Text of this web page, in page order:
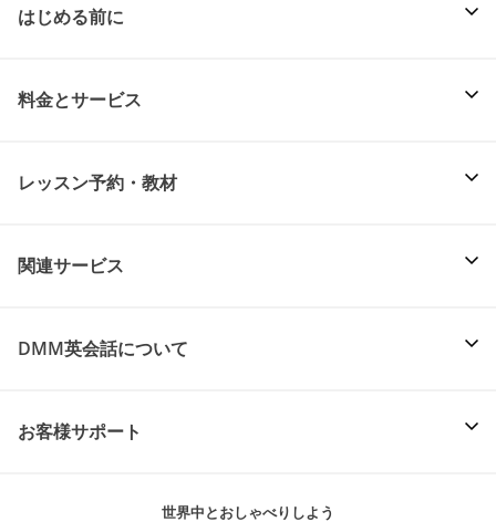
はじめる前に
料金とサービス
レッスン予約・教材
関連サービス
DMM英会話について
お客様サポート
世界中とおしゃべりしよう